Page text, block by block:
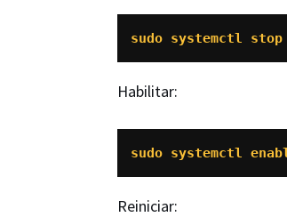
sudo systemctl
Habilitar:
sudo systemctl
Reiniciar: